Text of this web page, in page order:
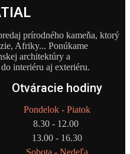
prírodného kameňa, ktorý
Afriky... Ponúkame
architektúry a
interiéru aj exteriéru.
Otváracie hodiny
Pondelok - Piatok
8.30 - 12.00
13.00 - 16.30